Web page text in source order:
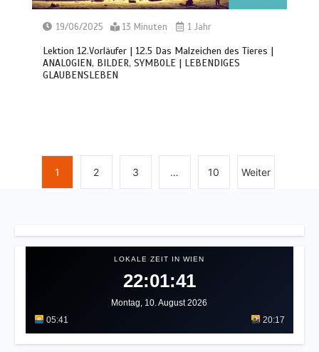
19/06/2025 13 Minuten 1 Jahr
Lektion 12.Vorläufer | 12.5 Das Malzeichen des Tieres |
ANALOGIEN, BILDER, SYMBOLE | LEBENDIGES
GLAUBENSLEBEN
1 2 3 … 10 Weiter
LOKALE ZEIT IN WIEN
22:01:44
Montag, 10. August 2026
05:41
20:17